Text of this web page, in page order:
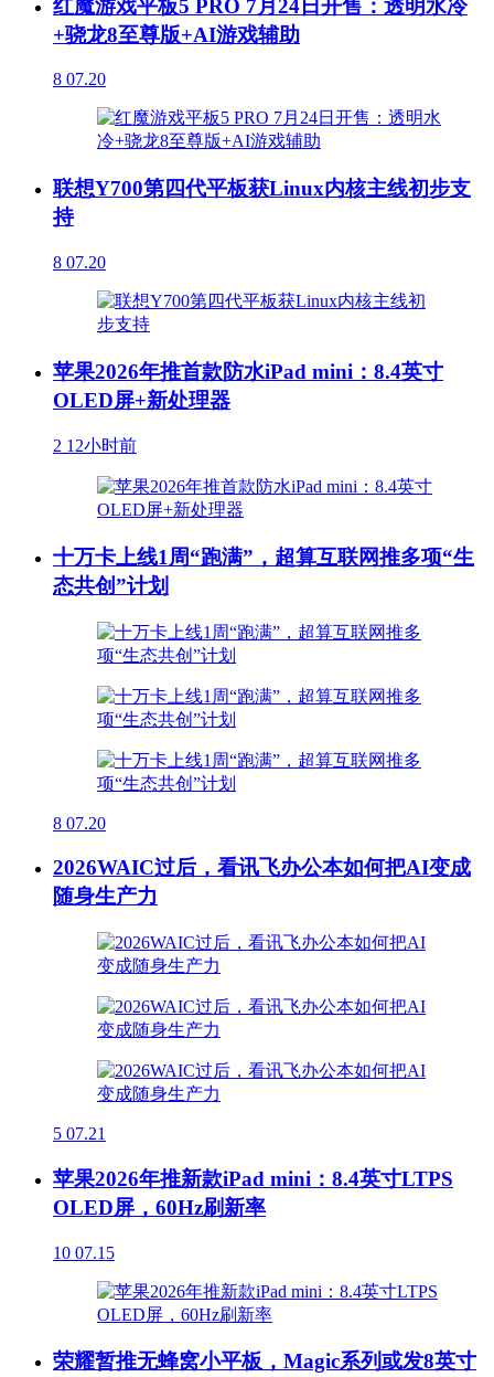
红魔游戏平板5 PRO 7月24日开售：透明水冷
+骁龙8至尊版+AI游戏辅助
8 07.20
联想Y700第四代平板获Linux内核主线初步支
持
8 07.20
苹果2026年推首款防水iPad mini：8.4英寸
OLED屏+新处理器
2 12小时前
十万卡上线1周“跑满”，超算互联网推多项“生
态共创”计划
8 07.20
2026WAIC过后，看讯飞办公本如何把AI变成
随身生产力
5 07.21
苹果2026年推新款iPad mini：8.4英寸LTPS
OLED屏，60Hz刷新率
10 07.15
荣耀暂推无蜂窝小平板，Magic系列或发8英寸